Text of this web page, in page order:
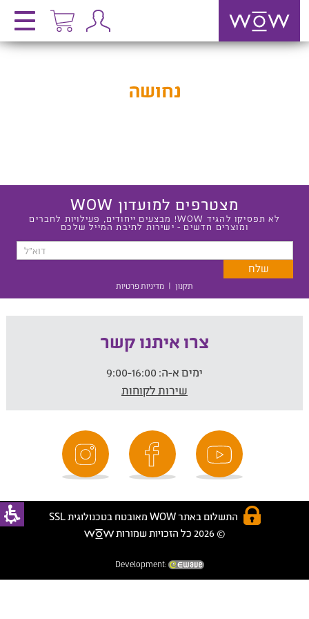
נחושה
מצטרפים למועדון WOW
לא תפסיקו להגיד WOW! מבצעים ייחודים, פעילויות לחברים
ומוצרים חדשים - ישירות לתיבת המייל שלכם
תקנון | מדיניות פרטיות
צרו איתנו קשר
ימים א-ה:
שירות לקוחות
התשלום באתר WOW מאובטח בטכנולוגית SSL
© 2026 כל הזכויות שמורות
Development: